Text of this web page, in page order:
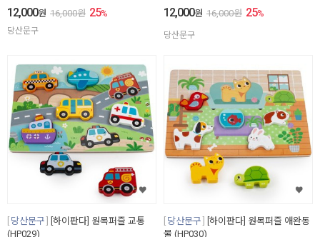
12,000원 16,000원 25%
당산문구
12,000원 16,000원 25%
당산문구
당산문구
[하이판다] 원목퍼즐 교통
(HP029)
당산문구
[하이판다] 원목퍼즐 애완동
물 (HP030)